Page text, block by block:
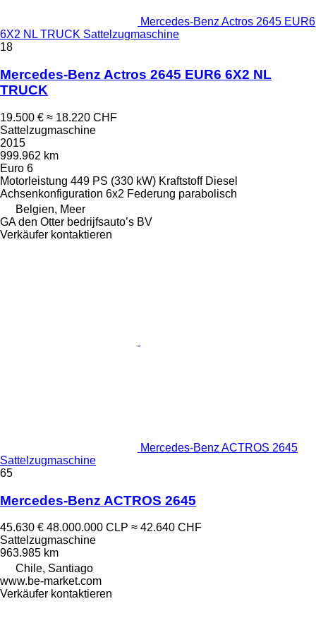
Mercedes-Benz Actros 2645 EUR6
6X2 NL TRUCK Sattelzugmaschine
18
Mercedes-Benz Actros 2645 EUR6 6X2 NL
TRUCK
19.500 € ≈ 18.220 CHF
Sattelzugmaschine
2015
999.962 km
Euro 6
Motorleistung 449 PS (330 kW) Kraftstoff Diesel
Achsenkonfiguration 6x2 Federung parabolisch
Belgien, Meer
GA den Otter bedrijfsauto’s BV
Verkäufer kontaktieren
Mercedes-Benz ACTROS 2645
Sattelzugmaschine
65
Mercedes-Benz ACTROS 2645
45.630 € 48.000.000 CLP ≈ 42.640 CHF
Sattelzugmaschine
963.985 km
Chile, Santiago
www.be-market.com
Verkäufer kontaktieren